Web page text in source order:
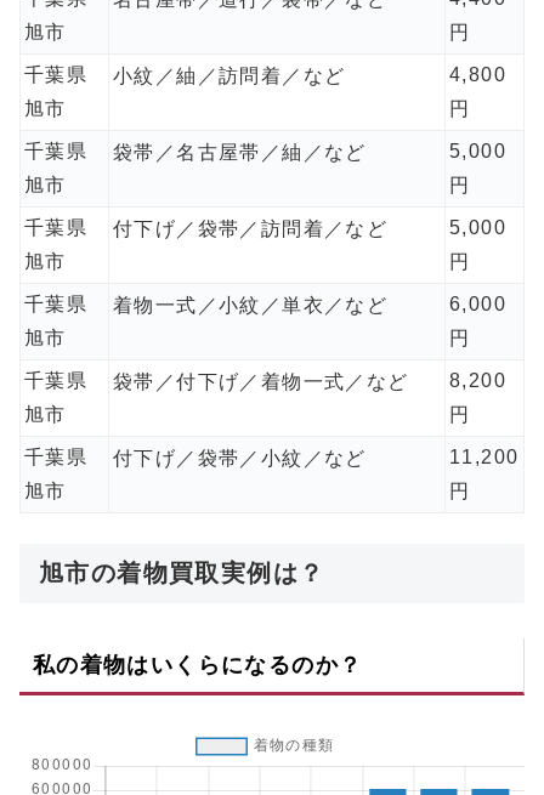
旭市
円
千葉県
旭市
小紋／紬／訪問着／など
4,800
円
千葉県
旭市
袋帯／名古屋帯／紬／など
5,000
円
千葉県
旭市
付下げ／袋帯／訪問着／など
5,000
円
千葉県
旭市
着物一式／小紋／単衣／など
6,000
円
千葉県
旭市
袋帯／付下げ／着物一式／など
8,200
円
千葉県
旭市
付下げ／袋帯／小紋／など
11,200
円
旭市の着物買取実例は？
私の着物はいくらになるのか？